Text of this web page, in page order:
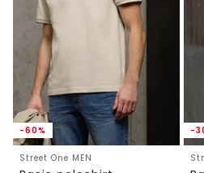
-60%
Street One MEN
-